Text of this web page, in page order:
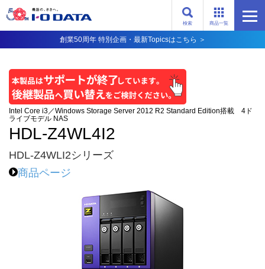
商品一覧
検索
創業50周年 特別企画・最新Topicsはこちら ＞
Intel Core i3／Windows Storage Server 2012 R2 Standard Edition搭載 4ド
ライブモデル NAS
HDL-Z4WL4I2
HDL-Z4WLI2シリーズ
商品ページ